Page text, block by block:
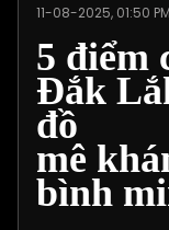
11-08-2025, 01:50 PM
5 điểm
Đắk
đồ
mê
bình